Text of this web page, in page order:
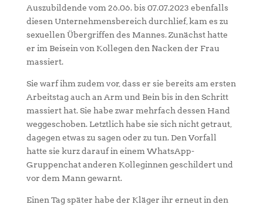
Auszubildende vom 26.06. bis 07.07.2023 ebenfalls
diesen Unternehmensbereich durchlief, kam es zu
sexuellen Übergriffen des Mannes. Zunächst hatte
er im Beisein von Kollegen den Nacken der Frau
massiert.
Sie warf ihm zudem vor, dass er sie bereits am ersten
Arbeitstag auch an Arm und Bein bis in den Schritt
massiert hat. Sie habe zwar mehrfach dessen Hand
weggeschoben. Letztlich habe sie sich nicht getraut,
dagegen etwas zu sagen oder zu tun. Den Vorfall
hatte sie kurz darauf in einem WhatsApp-
Gruppenchat anderen Kolleginnen geschildert und
vor dem Mann gewarnt.
Einen Tag später habe der Kläger ihr erneut in den